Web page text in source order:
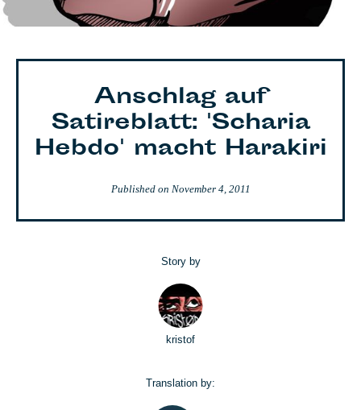
Anschlag auf
Satireblatt: 'Scharia
Hebdo' macht Harakiri
Published on November 4, 2011
Story by
kristof
Translation by: